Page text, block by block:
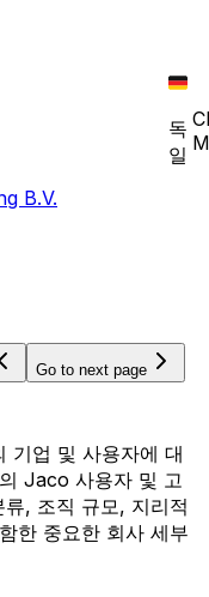
B.V.
독
일
Go to next page
기업 및 사용자에 대
Jaco 사용자 및 고
, 조직 규모, 지리적
한 중요한 회사 세부